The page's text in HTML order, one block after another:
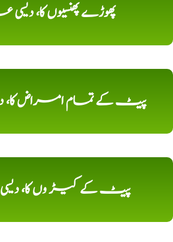
پھوڑے پھنسیوں کا،
پیٹ کے تمام امراض کا،
پیٹ کے کیڑ وں کا،